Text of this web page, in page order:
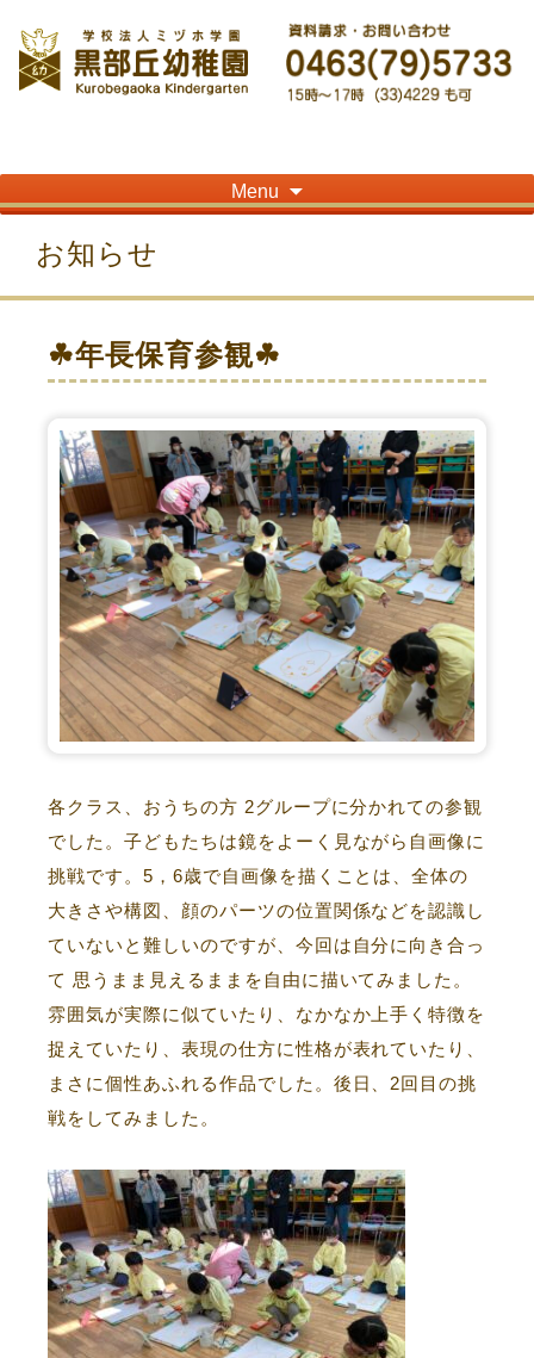
神奈川県平塚市の「学校法人ミヅホ学園黒部丘幼稚園」です！高麗山が見える閑静
な住宅街にある静かな環境で幼児教育を行っています
Menu
to
content
お知らせ
☘年長保育参観☘
各クラス、おうちの方 2グループに分かれての参観
でした。子どもたちは鏡をよーく見ながら自画像に
挑戦です。5，6歳で自画像を描くことは、全体の
大きさや構図、顔のパーツの位置関係などを認識し
ていないと難しいのですが、今回は自分に向き合っ
て 思うまま見えるままを自由に描いてみました。
雰囲気が実際に似ていたり、なかなか上手く特徴を
捉えていたり、表現の仕方に性格が表れていたり、
まさに個性あふれる作品でした。後日、2回目の挑
戦をしてみました。